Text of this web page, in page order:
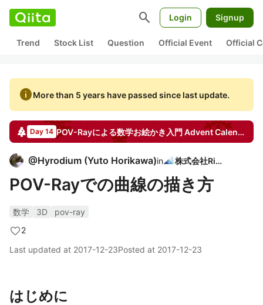
search Login Signup
Trend Stock List Question Official Event Official
infoMore than 5 years have passed since last update.
Day 14 POV-Rayによる数学お絵かき入門Advent Calendar
@Hyrodium (Yuto Horikawa)in 株式会社Rist
POV-Rayでの曲線の描き方
数学 3D
pov-ray
2
Last updated at 2017-12-23Posted at 2017-12-23
はじめに